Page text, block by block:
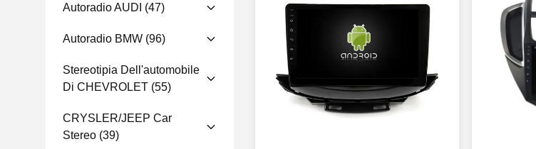
Autoradio AUDI (47)
Autoradio BMW (96)
Stereotipia Dell'automobile
Di CHEVROLET (55)
CRYSLER/JEEP Car
Stereo (39)